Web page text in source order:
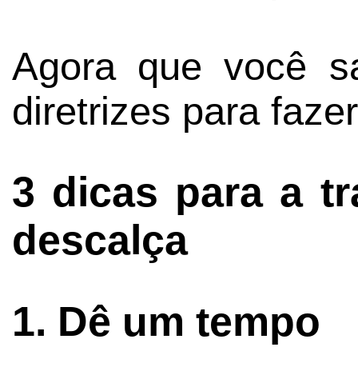
Agora que você
diretrizes para
3 dicas para a
descalça
1. Dê um tempo